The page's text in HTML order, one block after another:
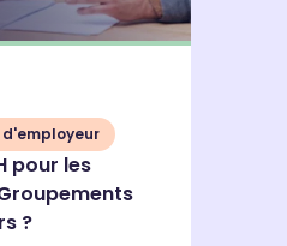
pour les
?